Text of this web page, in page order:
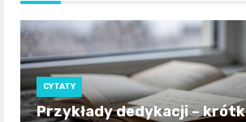
CYTATY
Przykłady dedykacji –